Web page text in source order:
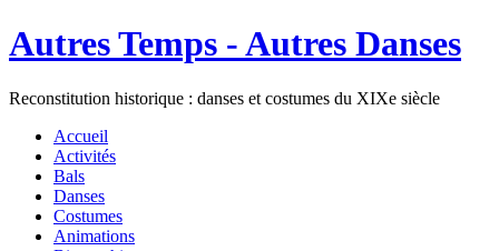
Autres Temps - Autres Danses
Reconstitution historique : danses et costumes du XIXe siècle
Accueil
Activités
Bals
Danses
Costumes
Animations